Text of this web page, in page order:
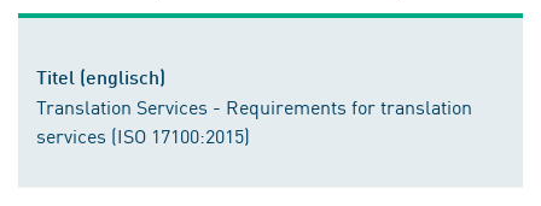
Titel (englisch)
Translation Services - Requirements for translation
services (ISO 17100:2015)